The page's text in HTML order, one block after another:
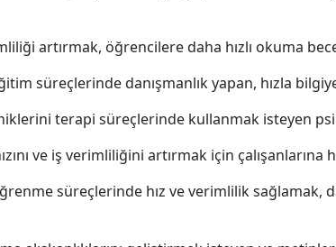
artırmak, öğrencilere daha hızlı okuma
süreçlerinde danışmanlık yapan, hızla
terapi süreçlerinde kullanmak isteyen
ve iş verimliliğini artırmak için
süreçlerinde hız ve verimlilik sağlamak,